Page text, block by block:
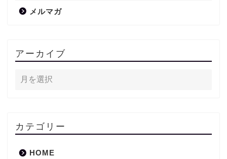
メルマガ
アーカイブ
カテゴリー
HOME